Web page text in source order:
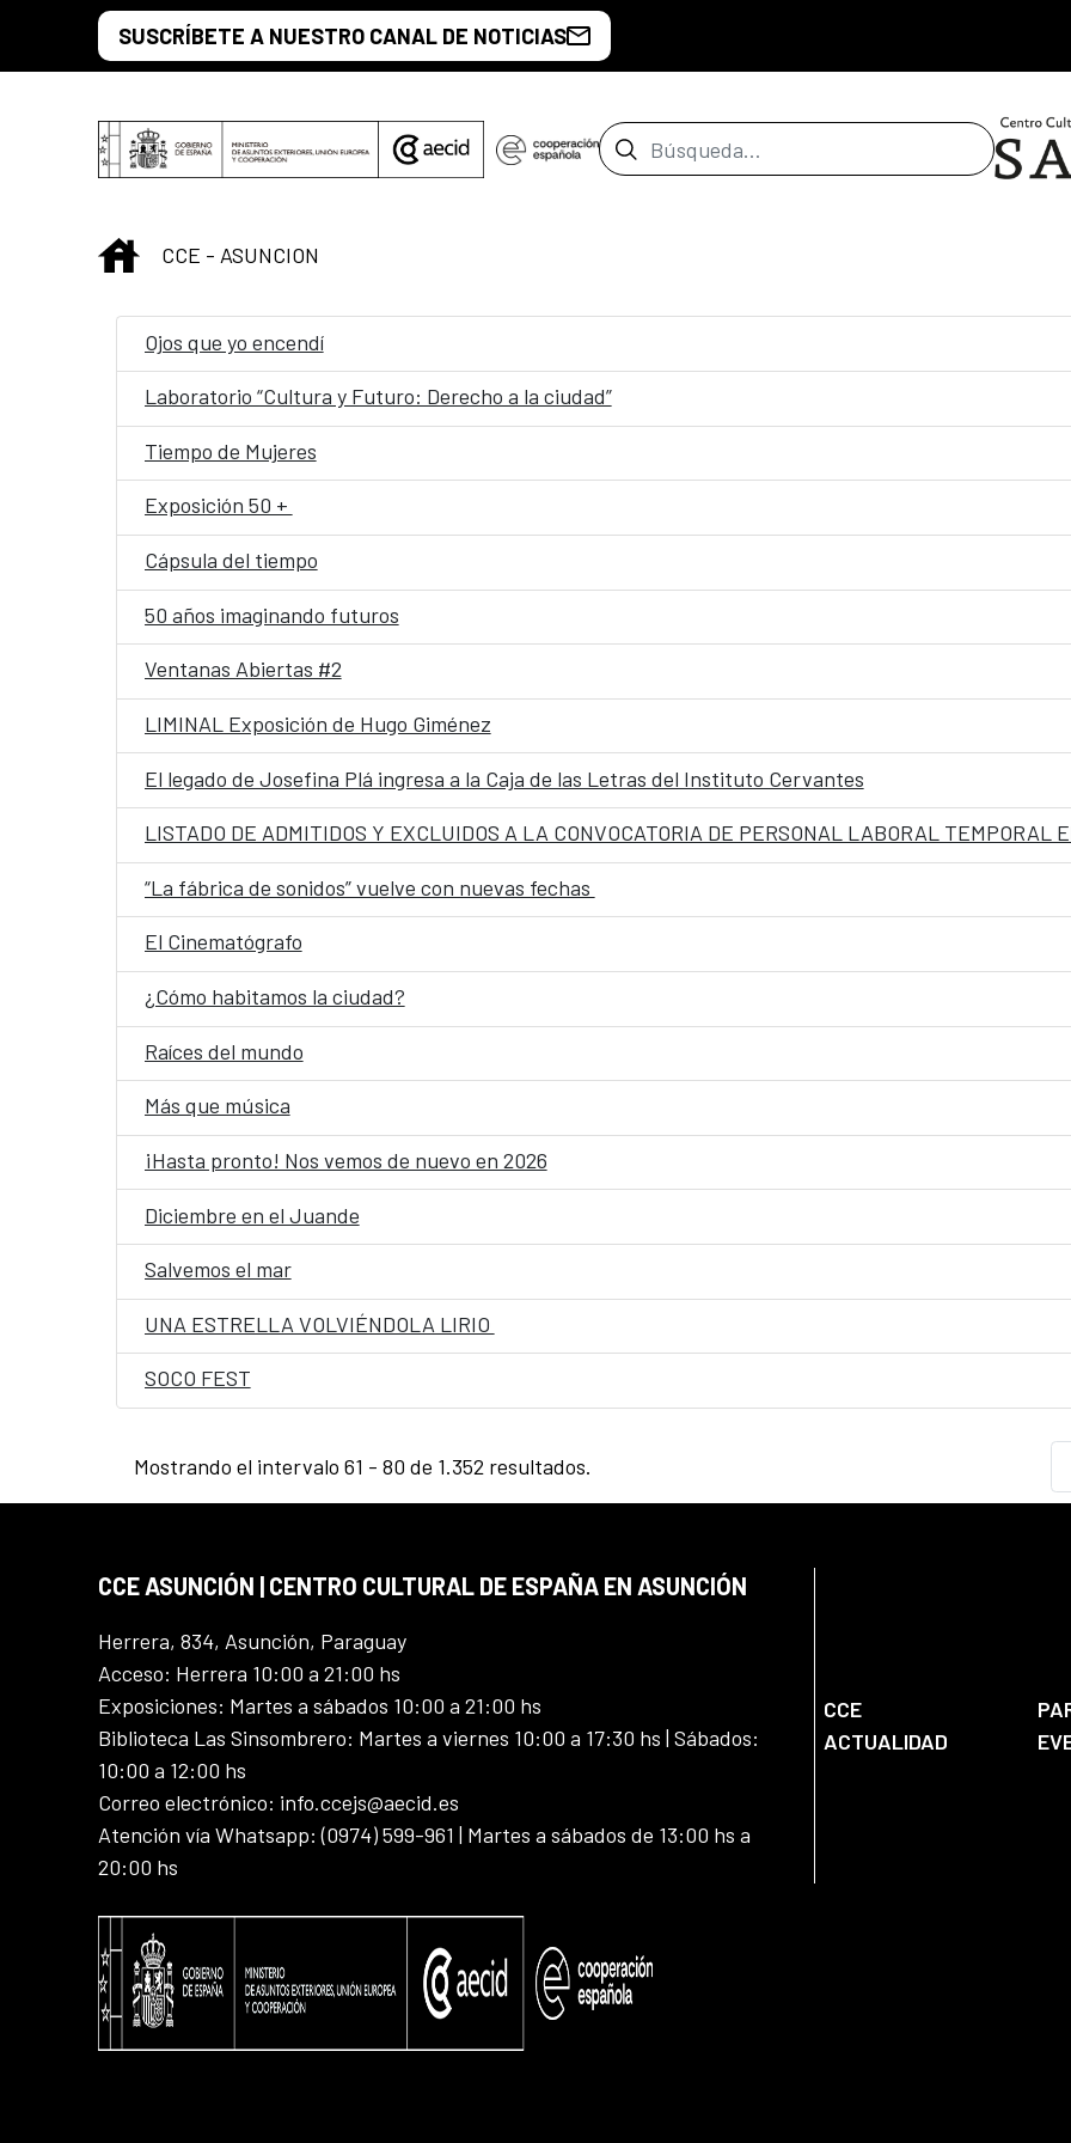
Saltar al contenido principal
SUSCRÍBETE A NUESTRO CANAL DE NOTICIAS
Barra de búsqueda
INICIO
CCE - ASUNCION
Ojos que yo encendí
Laboratorio “Cultura y Futuro: Derecho a la ciudad”
Tiempo de Mujeres
Exposición 50 +
Cápsula del tiempo
50 años imaginando futuros
Ventanas Abiertas #2
LIMINAL Exposición de Hugo Giménez
El legado de Josefina Plá ingresa a la Caja de las Letras del Instituto Cervantes
“La fábrica de sonidos” vuelve con nuevas fechas
El Cinematógrafo
¿Cómo habitamos la ciudad?
Raíces del mundo
Más que música
¡Hasta pronto! Nos vemos de nuevo en 2026
Diciembre en el Juande
Salvemos el mar
UNA ESTRELLA VOLVIÉNDOLA LIRIO
SOCO FEST
Mostrando el intervalo 61 - 80 de 1.352 resultados.
CCE ASUNCIÓN | CENTRO CULTURAL DE ESPAÑA EN ASUNCIÓN
Herrera, 834, Asunción, Paraguay
Acceso: Herrera 10:00 a 21:00 hs
Exposiciones: Martes a sábados 10:00 a 21:00 hs
Biblioteca Las Sinsombrero: Martes a viernes 10:00 a 17:30 hs | Sábados:
10:00 a 12:00 hs
Correo electrónico: info.ccejs@aecid.es
Atención vía Whatsapp: (0974) 599-961 | Martes a sábados de 13:00 hs a
20:00 hs
CCE
ACTUALIDAD